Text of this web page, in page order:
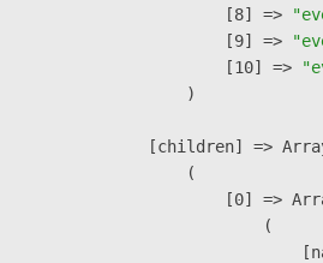
                    [8] =>
                    [9] =>
                    [10] =>
                )
[children] =>
                (
[0] =>
                        (